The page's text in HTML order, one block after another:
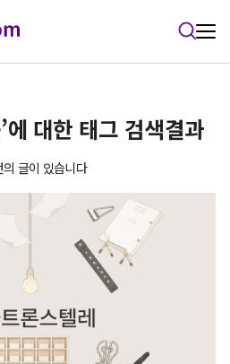
에 대한 태그 검색결과
의 글이 있습니다